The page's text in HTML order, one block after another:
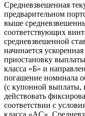
Средневзвешенная
предварительном
выше
соответствующих
средневзвешенной
начинается
приостановку
класса «Б» и
погашение номинала
(с купонной выплаты,
действовать
соответствии с